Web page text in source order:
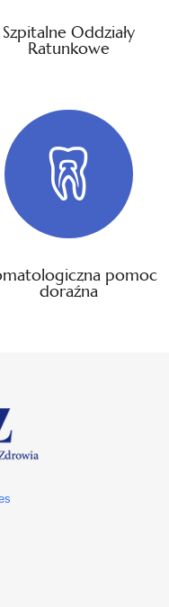
Szpitalne Oddziały
Ratunkowe
pomoc
doraźna